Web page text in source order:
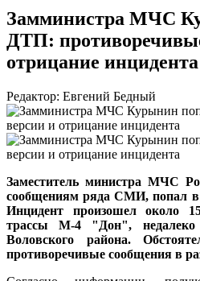
Замминистра МЧС
ДТП:
отрицание инцидента
Редактор: Евгений Бедный
Заместитель министра МЧС
сообщениям ряда СМИ, попал
Инцидент произошел около
трассы М-4 "Дон", недалеко
Воловского района.
противоречивые сообщения в